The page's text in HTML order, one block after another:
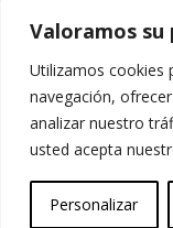
Valoramos su
Utilizamos cookies
navegación,
analizar nuestro
usted acepta
Personalizar
Garantia y
Política de
Vessali